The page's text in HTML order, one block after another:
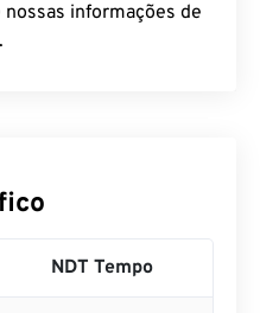
informações de
NDT Tempo